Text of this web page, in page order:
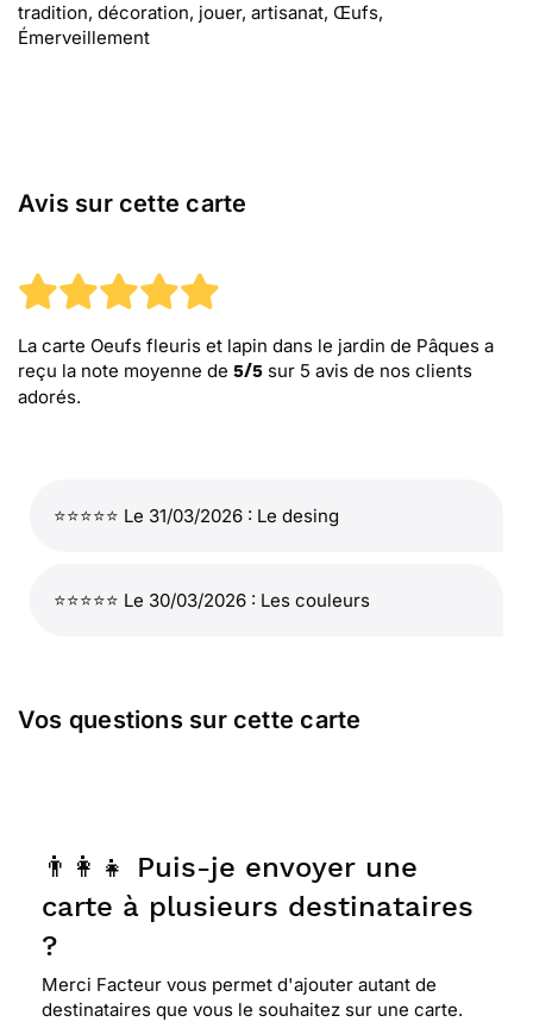
tradition, décoration, jouer, artisanat, Œufs,
Émerveillement
Avis sur cette carte
La carte Oeufs fleuris et lapin dans le jardin de Pâques a
reçu la note moyenne de 5/5 sur 5 avis de nos clients
adorés.
⭐⭐⭐⭐⭐ Le 31/03/2026 : Le desing
⭐⭐⭐⭐⭐ Le 30/03/2026 : Les couleurs
Vos questions sur cette carte
👨‍👩‍👧 Puis-je envoyer une
carte à plusieurs destinataires
?
Merci Facteur vous permet d'ajouter autant de
destinataires que vous le souhaitez sur une carte.